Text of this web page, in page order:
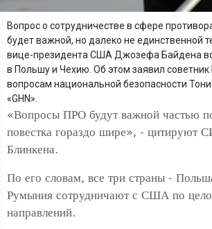
Вопрос о сотрудничестве в сфере
будет важной, но далеко не единственной
вице-президента США Джозефа Байдена
в Польшу и Чехию. Об этом заявил
вопросам национальной безопасности
«GHN».
«Вопросы ПРО будут важной частью
повестка гораздо шире», - цитируют
Блинкена.
По его словам, все три страны -
Румыния сотрудничают с США по
направлений.